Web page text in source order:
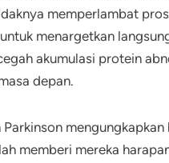
memperlambat
menargetkan
akumulasi protein
depan.
memberi mereka